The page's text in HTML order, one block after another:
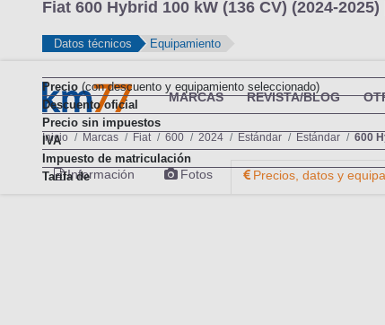
Fiat 600 Hybrid 100 kW (136 CV) (2024-2025) |
Datos técnicos Equipamiento
Precio (con descuento y equipamiento seleccionado)
Descuento oficial
Precio sin impuestos
IVA
Impuesto de matriculación
Tarifa de